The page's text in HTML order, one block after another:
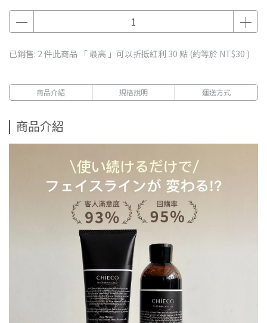
已銷售: 2 件此商品 「 最高 」可以折抵紅利 30 點 (約等於 NT$30 )
商品介紹 規格說明 運送方式
商品介紹